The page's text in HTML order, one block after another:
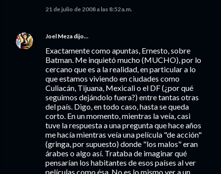
21 de julio de 2008 a las 8:52 a.m.
Joel Meza dijo…
Exactamente como apuntas, Ernesto, sobre
Batman. Me inquietó mucho (MUCHO), por lo
cercano que es a la realidad, en particular a lo
que estamos viviendo en ciudades como
Culiacán, Tijuana, Mexicali o el DF (¿por qué
seguimos dejándolo fuera?) entre tantas otras
del país. Digo, en todo caso, hasta se queda
corto. En un momento, mientras la veía, casi
tuve la respuesta a una pregunta que hace años
me hacía mientras veía una película "de acción"
(gringa, por supuesto) donde "los malos" eran
árabes o algo así. Trataba de imaginar qué
pensarían los habitantes de esos países al ver
películas como ésa. No es lo mismo ver a un